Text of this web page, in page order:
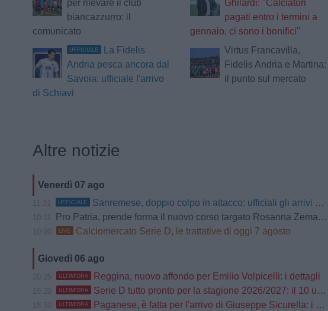
per rilevare il club
biancazzurro: il
comunicato
Ghilardi: "Calciatori
pagati entro i termini a
gennaio, ci sono i bonifici"
UFFICIALE
La Fidelis
Andria pesca ancora dal
Savoia: ufficiale l'arrivo
di Schiavi
Virtus Francavilla,
Fidelis Andria e Martina:
il punto sul mercato
Altre notizie
Venerdì 07 ago
UFFICIALE Sanremese, doppio colpo in attacco: ufficiali gli arrivi di Ganz e Klimavičius
Pro Patria, prende forma il nuovo corso targato Rosanna Zema: la conferenza stampa
LIVE Calciomercato Serie D, le trattative di oggi 7 agosto
Giovedì 06 ago
ULTIM'ORA Reggina, nuovo affondo per Emilio Volpicelli: i dettagli
ULTIM'ORA Serie D tutto pronto per la stagione 2026/2027: il 10 usciranno i calendari
ULTIM'ORA Paganese, è fatta per l'arrivo di Giuseppe Sicurella: i dettagli